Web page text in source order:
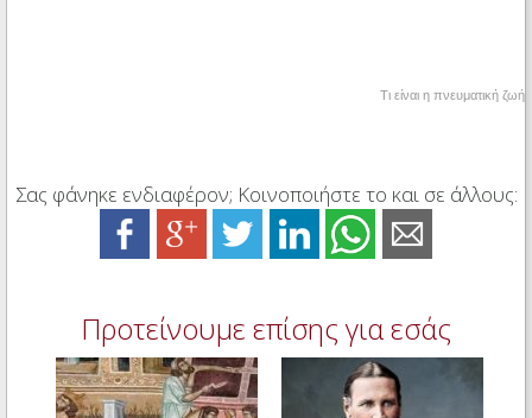
Tι είναι η πνευματική ζωή
Σας φάνηκε ενδιαφέρον; Κοινοποιήστε το και σε άλλους:
Προτείνουμε επίσης για εσάς